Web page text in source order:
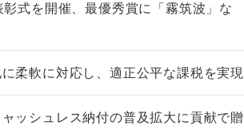
式を開催、最優秀賞に「霧筑波」な
柔軟に対応し、適正公平な課税を実現
ッシュレス納付の普及拡大に貢献で贈